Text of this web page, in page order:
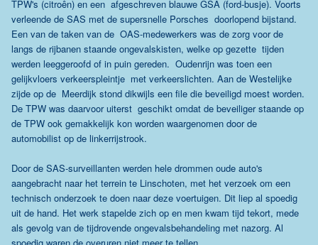
TPW's (citroên) en een afgeschreven blauwe GSA (ford-busje). Voorts
verleende de SAS met de supersnelle Porsches doorlopend bijstand.
Een van de taken van de OAS-medewerkers was de zorg voor de
langs de rijbanen staande ongevalskisten, welke op gezette tijden
werden leeggeroofd of in puin gereden. Oudenrijn was toen een
gelijkvloers verkeerspleintje met verkeerslichten. Aan de Westelijke
zijde op de Meerdijk stond dikwijls een file die beveiligd moest worden.
De TPW was daarvoor uiterst geschikt omdat de beveiliger staande op
de TPW ook gemakkelijk kon worden waargenomen door de
automobilist op de linkerrijstrook.
Door de SAS-surveillanten werden hele drommen oude auto's
aangebracht naar het terrein te Linschoten, met het verzoek om een
technisch onderzoek te doen naar deze voertuigen. Dit liep al spoedig
uit de hand. Het werk stapelde zich op en men kwam tijd tekort, mede
als gevolg van de tijdrovende ongevalsbehandeling met nazorg. Al